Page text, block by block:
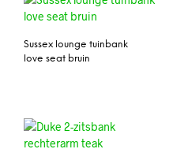
Sussex lounge tuinbank
love seat bruin